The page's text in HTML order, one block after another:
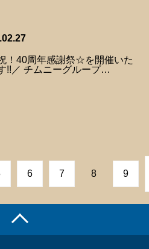
！40周年感謝祭☆を開催いた
!!／ チムニーグループ…
6 7 8 9